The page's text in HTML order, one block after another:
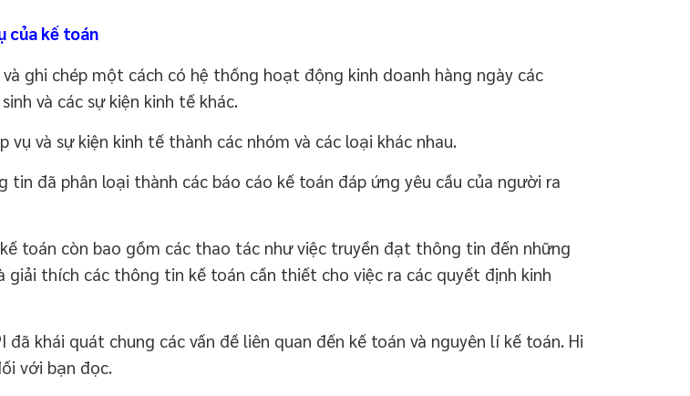
của kế toán
ghi chép một cách có hệ thống hoạt động kinh doanh hàng ngày các
và các sự kiện kinh tế khác.
vụ và sự kiện kinh tế thành các nhóm và các loại khác nhau.
tin đã phân loại thành các báo cáo kế toán đáp ứng yêu cầu của người ra
toán còn bao gồm các thao tác như việc truyền đạt thông tin đến những
thích các thông tin kế toán cần thiết cho việc ra các quyết định kinh
khái quát chung các vấn đề liên quan đến kế toán và nguyên lí kế toán. Hi
với bạn đọc.